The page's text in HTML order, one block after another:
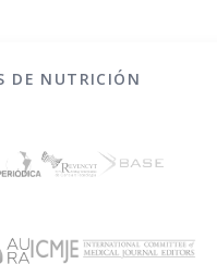
DE NUTRICIÓN